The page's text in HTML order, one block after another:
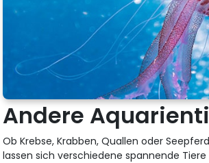
Andere
Ob Krebse, Krabben, Quallen oder
lassen sich verschiedene spannende Tiere